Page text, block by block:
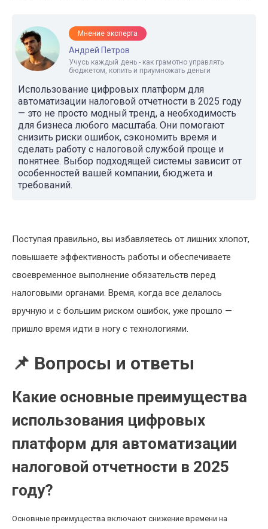
Мнение эксперта
Андрей Петров
Учусь каждый день - как грамотно управлять
бюджетом, копить и приумножать деньги
Использование цифровых платформ для
автоматизации налоговой отчетности в 2025 году
— это не просто модный тренд, а необходимость
для бизнеса любого масштаба. Они помогают
снизить риски ошибок, сэкономить время и
сделать работу с налоговой службой проще и
понятнее. Выбор подходящей системы зависит от
особенностей вашей компании, бюджета и
требований.
Поступая правильно, вы избавляетесь от лишних хлопот,
повышаете эффективность работы и обеспечиваете
своевременное выполнение обязательств перед
налоговыми органами. Время, когда все делалось
вручную и с большим риском ошибок, уже прошло —
пришло время идти в ногу с технологиями.
📌 Вопросы и ответы
Какие основные преимущества
использования цифровых
платформ для автоматизации
налоговой отчетности в 2025
году?
Основные преимущества включают снижение времени на